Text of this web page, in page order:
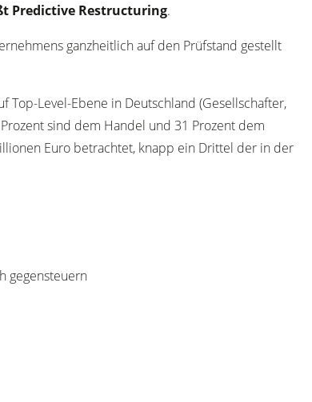
Predictive Restructuring.
ganzheitlich auf den Prüfstand gestellt
Top-Level-Ebene in Deutschland (Gesellschafter,
sind dem Handel und 31 Prozent dem
Euro betrachtet, knapp ein Drittel der in der
gegensteuern